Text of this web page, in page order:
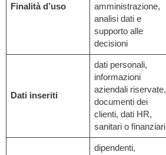
Finalità d’uso
amministrazione,
analisi dati e
supporto alle
decisioni
Dati inseriti
dati personali,
informazioni
aziendali riservate,
documenti dei
clienti, dati HR,
sanitari o finanziari
dipendenti,